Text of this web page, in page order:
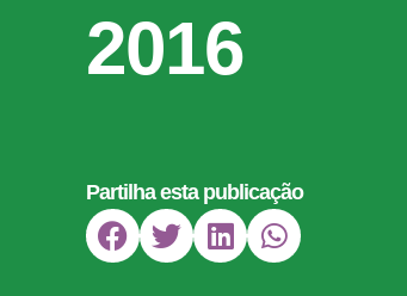
2016
Partilha esta publicação